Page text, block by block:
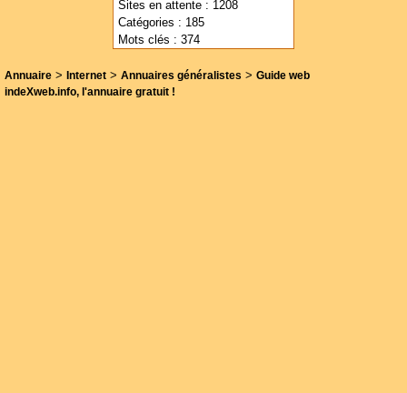
Sites en attente : 1208
Catégories : 185
Mots clés : 374
Annuaire > Internet > Annuaires généralistes > Guide web
indeXweb.info, l'annuaire gratuit !